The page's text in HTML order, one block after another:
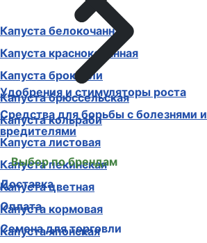
Капуста белокочанная
Капуста краснокочанная
Капуста брокколи
Капуста брюссельская
Капуста кольраби
Капуста листовая
Капуста пекинская
Капуста цветная
Капуста кормовая
Капуста японская
Удобрения и стимуляторы роста
Средства для борьбы с болезнями и
вредителями
Выбор по брендам
Доставка
Оплата
Семена для торговли